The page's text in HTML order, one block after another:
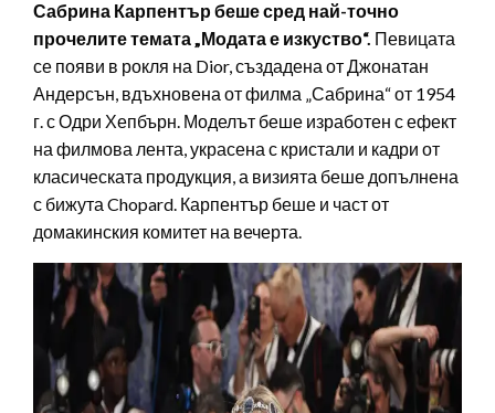
Сабрина Карпентър беше сред най-точно
прочелите темата „Модата е изкуство“. Певицата
се появи в рокля на Dior, създадена от Джонатан
Андерсън, вдъхновена от филма „Сабрина“ от 1954
г. с Одри Хепбърн. Моделът беше изработен с ефект
на филмова лента, украсена с кристали и кадри от
класическата продукция, а визията беше допълнена
с бижута Chopard. Карпентър беше и част от
домакинския комитет на вечерта.